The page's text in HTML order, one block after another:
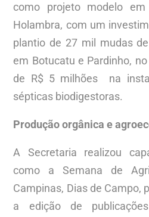
como projeto modelo
Holambra, com um
plantio de 27 mil mudas
em Botucatu e Pardinho,
de R$ 5 milhões na
sépticas biodigestoras.
Produção orgânica e
A Secretaria realizou
como a Semana de
Campinas, Dias de Campo,
a edição de